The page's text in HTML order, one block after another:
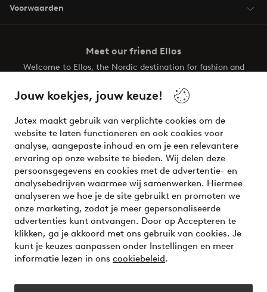
Jouw koekjes, jouw keuze!
Jotex maakt gebruik van verplichte cookies om de
website te laten functioneren en ook cookies voor
analyse, aangepaste inhoud en om je een relevantere
ervaring op onze website te bieden. Wij delen deze
persoonsgegevens en cookies met de advertentie- en
analysebedrijven waarmee wij samenwerken. Hiermee
analyseren we hoe je de site gebruikt en promoten we
onze marketing, zodat je meer gepersonaliseerde
advertenties kunt ontvangen. Door op Accepteren te
klikken, ga je akkoord met ons gebruik van cookies. Je
kunt je keuzes aanpassen onder Instellingen en meer
informatie lezen in ons cookiebeleid.
Voorwaarden
Meet our friend Ellos
Welcome to Ellos, the Nordic destination for fashion and
your wardrobe. Your next inspiring look is here!
Veilig betalen - Nu betalen of opsplitsen
Wil je meer weten over onze betaalopties?